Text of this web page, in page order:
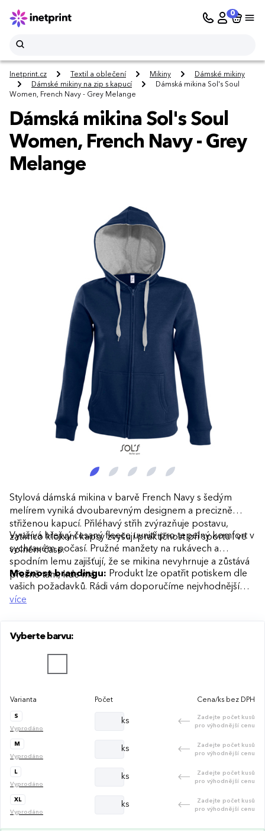
0
Inetprint.cz Textil a oblečení Mikiny
Dámské mikiny
Dámské mikiny na zip s kapucí
Dámská mikina Sol's Soul
Women, French Navy - Grey Melange
Dámská mikina Sol's Soul
Women, French Navy - Grey
Melange
Stylová dámská mikina v barvě French Navy s šedým
melírem vyniká dvoubarevným designem a precizně
střiženou kapucí. Přiléhavý střih zvýrazňuje postavu,
zatímco klokaní kapsy zvyšují praktičnost při sportu i ve
volném čase.
Využívá hřejivý česaný fleece uvnitř pro tepelný komfort v
sychravém počasí. Pružné manžety na rukávech a
spodním lemu zajišťují, že se mikina nevyhrnuje a zůstává
přesně tam, kde má.
Možnost brandingu: Produkt lze opatřit potiskem dle
vašich požadavků. Rádi vám doporučíme nejvhodnější
technologii potisku s ohledem na design i váš rozpočet.
více
Vyberte barvu:
Varianta Počet Cena/ks bez DPH
S
Vyprodáno
ks
Zadejte počet kusů
pro výhodnější cenu
M
Vyprodáno
ks
Zadejte počet kusů
pro výhodnější cenu
L
Vyprodáno
ks
Zadejte počet kusů
pro výhodnější cenu
XL
Vyprodáno
ks
Zadejte počet kusů
pro výhodnější cenu